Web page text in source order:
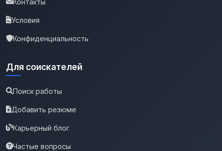
Условия
Конфиденциальность
Для соискателей
Поиск работы
Добавить резюме
Карьерный блог
Частые вопросы